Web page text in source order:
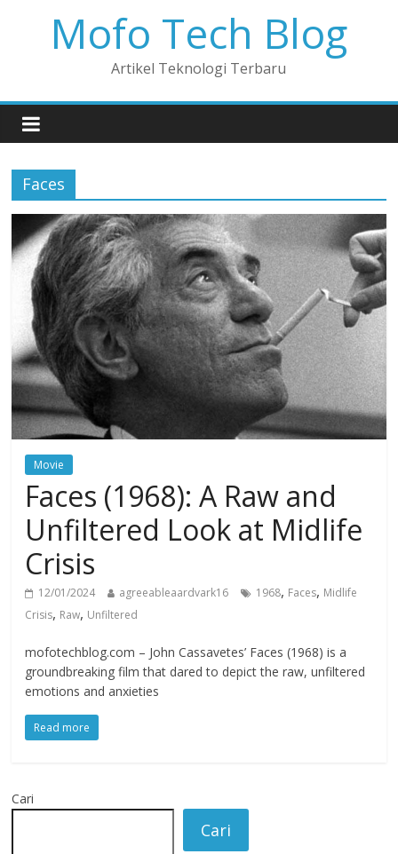
Mofo Tech Blog
Artikel Teknologi Terbaru
Faces
Movie
Faces (1968): A Raw and
Unfiltered Look at Midlife
Crisis
12/01/2024 agreeableaardvark16 1968, Faces, Midlife
Crisis, Raw, Unfiltered
mofotechblog.com – John Cassavetes’ Faces (1968) is a
groundbreaking film that dared to depict the raw, unfiltered
emotions and anxieties
Read more
Cari
Cari